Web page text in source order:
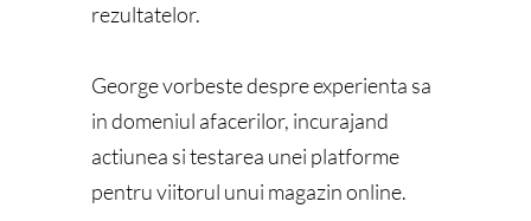
rezultatelor.
George vorbeste despre experienta sa
in domeniul afacerilor, incurajand
actiunea si testarea unei platforme
pentru viitorul unui magazin online.